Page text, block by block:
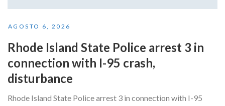
AGOSTO 6, 2026
Rhode Island State Police arrest 3 in
connection with I-95 crash,
disturbance
Rhode Island State Police arrest 3 in connection with I-95